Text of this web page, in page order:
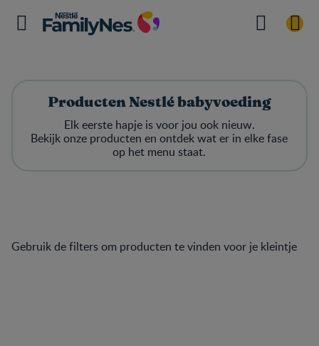
Producten Nestlé babyvoeding
Elk eerste hapje is voor jou ook nieuw.
Bekijk onze producten en ontdek wat er in elke fase
op het menu staat.
Gebruik de filters om producten te vinden voor je kleintje